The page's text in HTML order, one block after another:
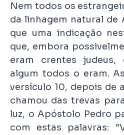
Nem todos os
da linhagem natural de
que uma indicação
que, embora
eram crentes judeus,
algum todos o eram.
versículo 10, depois de
chamou das trevas
luz, o Apóstolo Pedro
com estas palavras: